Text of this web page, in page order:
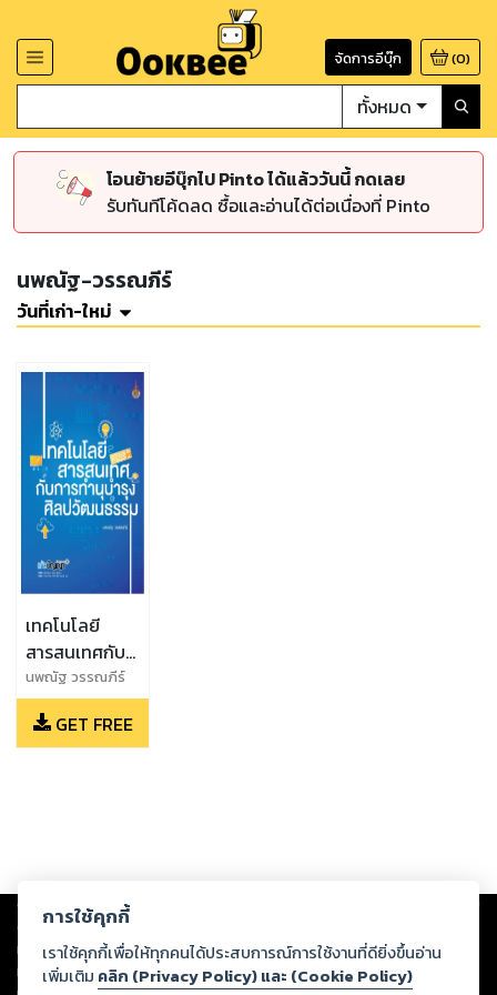
จัดการอีบุ๊ก (0)
ทั้งหมด
โอนย้ายอีบุ๊กไป Pinto ได้แล้ววันนี้ กดเลย
รับทันทีโค้ดลด ซื้อและอ่านได้ต่อเนื่องที่ Pinto
นพณัฐ-วรรณภีร์
วันที่เก่า-ใหม่
เทคโนโลยี
สารสนเทศกับ
การทำนุบำรุง
ศิลปวัฒนธรรม
นพณัฐ วรรณภีร์
GET FREE
Copyright © 2026
ต่อผลงานหรือเนื้อหาใดที่อัปโหลดผ่านเว็บไซต์และปรากฏว่าละเมิดสิทธิใน
ทรัพย์สินทางปัญญาของบุคคลอื่นหรือขัดต่อกฎหมายและศีลธรรม ดังนั้น ผู้อ่าน
ทุกท่านโปรดใช้วิจารณญาณในการกลั่นกรองด้วยตนเอง และหากท่านพบว่าส่วน
การใช้คุกกี้
เราใช้คุกกี้เพื่อให้ทุกคนได้ประสบการณ์การใช้งานที่ดียิ่งขึ้นอ่าน
เพิ่มเติม คลิก (Privacy Policy) และ (Cookie Policy)